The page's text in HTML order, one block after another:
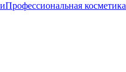
Профессиональная косметика